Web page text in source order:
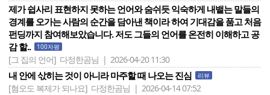
제가 쉽사리 표현하지 못하는 언어와 숨쉬듯 익숙하게 내뱉는 말들의
경계를 오가는 사람의 순간을 담아낸 책이라 하여 기대감을 품고 처음
펀딩까지 참여해보았습니다. 저도 그들의 언어를 온전히 이해하고 공
감 할..
100자평
[그 집의 언어] 다정한곰님 | 2026-04-20 11:30
내 안에 삯히는 것이 아니라 마주할 때 나오는 진심 리뷰
[혐오도 복제가 되나요] 다정한곰님 | 2026-04-14 07:52